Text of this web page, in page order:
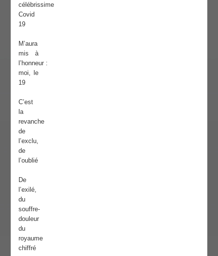
célébrissime
Covid
19
M’aura
mis à
l’honneur :
moi, le
19
C’est
la
revanche
de
l’exclu,
de
l’oublié
De
l’exilé,
du
souffre-
douleur
du
royaume
chiffré